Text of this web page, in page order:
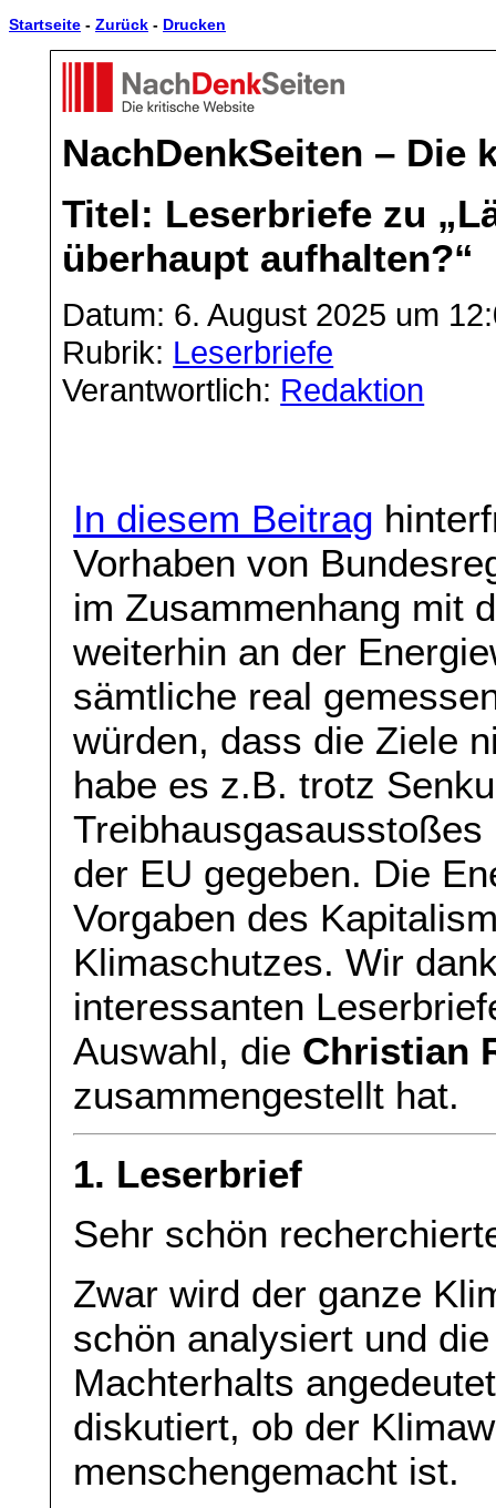
Startseite - Zurück - Drucken
NachDenkSeiten – Die
Titel: Leserbriefe zu
überhaupt aufhalten?“
Datum: 6. August 2025 um
Rubrik: Leserbriefe
Verantwortlich: Redaktion
In diesem Beitrag
Vorhaben von
im Zusammenhang mit
weiterhin an der
sämtliche real
würden, dass die Ziele
habe es z.B. trotz
der EU gegeben. Die
Vorgaben des
Klimaschutzes. Wir
interessanten
Auswahl, die Christian
zusammengestellt hat.
1. Leserbrief
Sehr schön
Zwar wird der ganze
schön analysiert und
Machterhalts
diskutiert, ob der
menschengemacht ist.